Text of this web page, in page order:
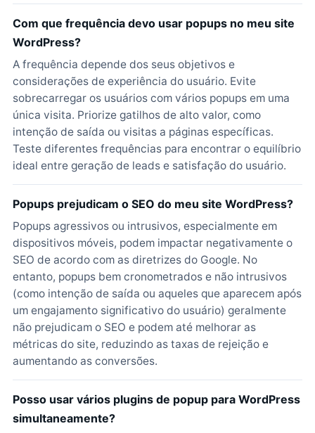
Com que frequência devo usar popups no meu site
WordPress?
A frequência depende dos seus objetivos e
considerações de experiência do usuário. Evite
sobrecarregar os usuários com vários popups em uma
única visita. Priorize gatilhos de alto valor, como
intenção de saída ou visitas a páginas específicas.
Teste diferentes frequências para encontrar o equilíbrio
ideal entre geração de leads e satisfação do usuário.
Popups prejudicam o SEO do meu site WordPress?
Popups agressivos ou intrusivos, especialmente em
dispositivos móveis, podem impactar negativamente o
SEO de acordo com as diretrizes do Google. No
entanto, popups bem cronometrados e não intrusivos
(como intenção de saída ou aqueles que aparecem após
um engajamento significativo do usuário) geralmente
não prejudicam o SEO e podem até melhorar as
métricas do site, reduzindo as taxas de rejeição e
aumentando as conversões.
Posso usar vários plugins de popup para WordPress
simultaneamente?